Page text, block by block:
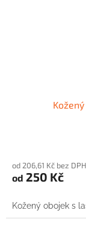
od 206,61 Kč bez DPH
od 250 Kč
Kožený obojek s